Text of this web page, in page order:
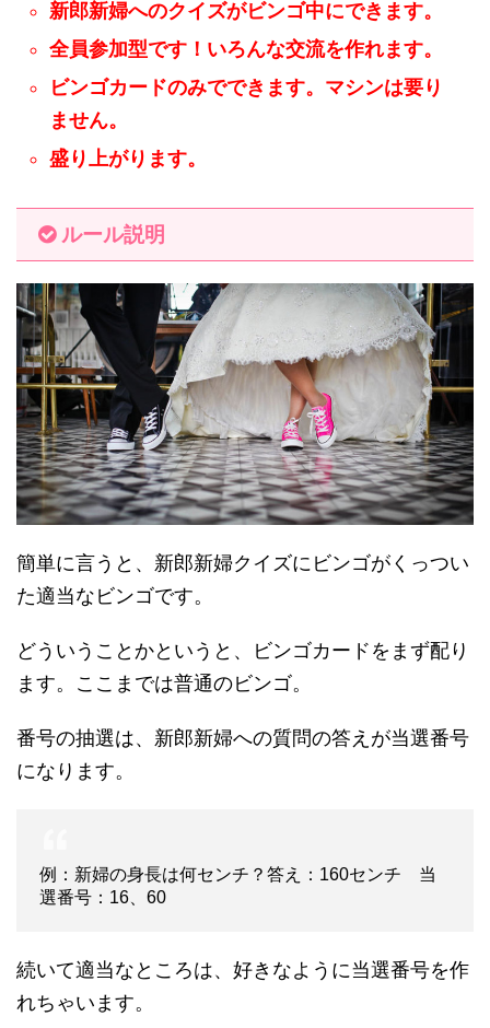
新郎新婦へのクイズがビンゴ中にできます。
全員参加型です！いろんな交流を作れます。
ビンゴカードのみでできます。マシンは要り
ません。
盛り上がります。
ルール説明
簡単に言うと、新郎新婦クイズにビンゴがくっつい
た適当なビンゴです。
どういうことかというと、ビンゴカードをまず配り
ます。ここまでは普通のビンゴ。
番号の抽選は、新郎新婦への質問の答えが当選番号
になります。
例：新婦の身長は何センチ？答え：160センチ 当
選番号：16、60
続いて適当なところは、好きなように当選番号を作
れちゃいます。